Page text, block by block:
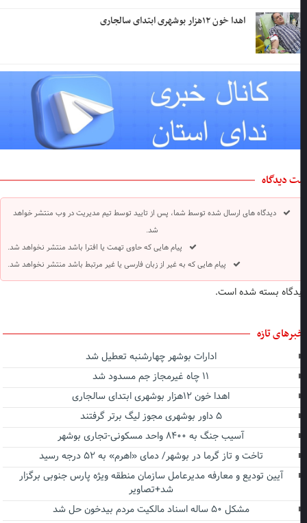
اهدا خون ۱۲هزار بوشهری ابتدای سالجاری
دیدگاه
دیدگاه های ارسال شده توسط شما، پس از تایید توسط تیم مدیریت در وب منتشر خواهد
شد.
پیام هایی که حاوی تهمت یا افترا باشد منتشر نخواهد شد.
پیام هایی که به غیر از زبان فارسی یا غیر مرتبط باشد منتشر نخواهد شد.
بسته شده است.
تازه
ادارات بوشهر چهارشنبه تعطیل شد
اهدا خون ۱۲هزار بوشهری ابتدای سالجاری
آسیب جنگ به ۸۴۰۰ واحد مسکونی-تجاری بوشهر
تاخت و تاز گرما در بوشهر/ دمای «اهرم» به ۵۲ درجه رسید
آیین تودیع و معارفه مدیرعامل سازمان منطقه ویژه پارس جنوبی برگزار
شد+تصاویر
مشکل ۵۰ ساله اسناد مالکیت مردم بیدخون حل شد